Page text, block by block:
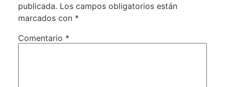
publicada. Los campos obligatorios están
marcados con *
Comentario *